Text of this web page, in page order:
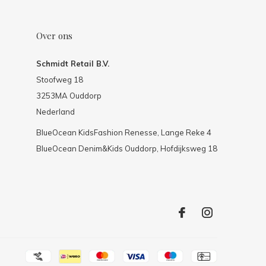
Over ons
Schmidt Retail B.V.
Stoofweg 18
3253MA Ouddorp
Nederland
BlueOcean KidsFashion Renesse, Lange Reke 4
BlueOcean Denim&Kids Ouddorp, Hofdijksweg 18